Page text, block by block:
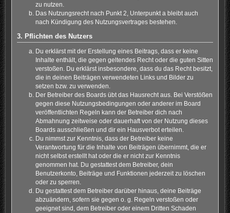
zu nutzen.
Das Nutzungsrecht nach Punkt 2, Unterpunkt a bleibt auch
nach Kündigung des Nutzungsvertrages bestehen.
3. Pflichten des Nutzers
Du erklärst mit der Erstellung eines Beitrags, dass er keine
Inhalte enthält, die gegen geltendes Recht oder die guten Sitten
verstoßen. Du erklärst insbesondere, dass du das Recht besitzt,
die in deinen Beiträgen verwendeten Links und Bilder zu
setzen bzw. zu verwenden.
Der Betreiber des Boards übt das Hausrecht aus. Bei Verstößen
gegen diese Nutzungsbedingungen oder anderer im Board
veröffentlichten Regeln kann der Betreiber dich nach
Abmahnung zeitweise oder dauerhaft von der Nutzung dieses
Boards ausschließen und dir ein Hausverbot erteilen.
Du nimmst zur Kenntnis, dass der Betreiber keine
Verantwortung für die Inhalte von Beiträgen übernimmt, die er
nicht selbst erstellt hat oder die er nicht zur Kenntnis
genommen hat. Du gestattest dem Betreiber, dein
Benutzerkonto, Beiträge und Funktionen jederzeit zu löschen
oder zu sperren.
Du gestattest dem Betreiber darüber hinaus, deine Beiträge
abzuändern, sofern sie gegen o. g. Regeln verstoßen oder
geeignet sind, dem Betreiber oder einem Dritten Schaden